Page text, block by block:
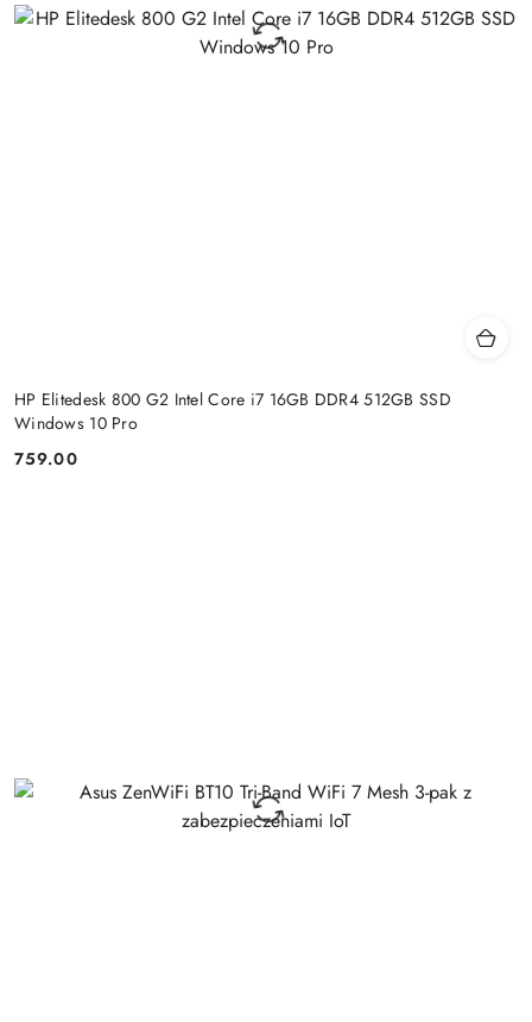
HP Elitedesk 800 G2 Intel Core i7 16GB DDR4 512GB SSD
Windows 10 Pro
Cena:
759.00